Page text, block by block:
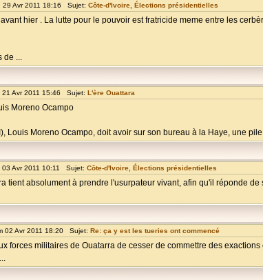
29 Avr 2011 18:16 Sujet: Côte-d'Ivoire, Élections présidentielles
hier . La lutte pour le pouvoir est fratricide meme entre les
de ...
Avr 2011 15:46 Sujet: L'ère Ouattara
Moreno Ocampo
Louis Moreno Ocampo, doit avoir sur son bureau à la Haye, une
Avr 2011 10:11 Sujet: Côte-d'Ivoire, Élections présidentielles
tient absolument à prendre l'usurpateur vivant, afin qu'il réponde
02 Avr 2011 18:20 Sujet: Re: ça y est les tueries ont commencé
forces militaires de Ouatarra de cesser de commettre des